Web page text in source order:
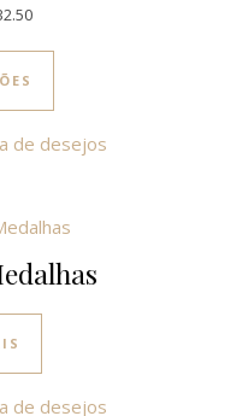
Price range: €19.95 through
This product has
de desejos
de desejos